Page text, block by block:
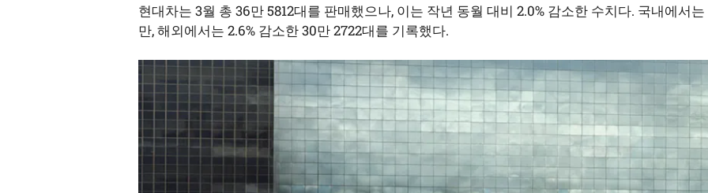
현대차는 3월 총 36만 5812대를 판매했으나, 이는 작년 동월 대비 2.0% 감소한 수치다. 국내에서
만, 해외에서는 2.6% 감소한 30만 2722대를 기록했다.